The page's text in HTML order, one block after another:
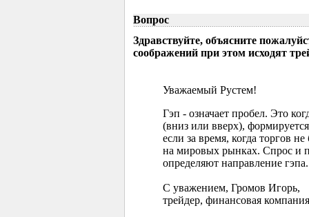
Вопрос
Здравствуйте, объясните
соображений при этом исходят
Уважаемый Рустем!
Гэп - означает пробел. Это
(вниз или вверх),
если за время, когда торгов
на мировых рынках. Спрос и
определяют направление гэпа.
С уважением, Громов Игорь,
трейдер, финансовая